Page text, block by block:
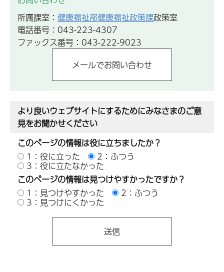
所属課室： 健康福祉部健康福祉政策課政策室
電話番号：043-223-4307
ファックス番号：043-222-9023
より良いウェブサイトにするためにみなさまのご意
見をお聞かせください
このページの情報は役に立ちましたか？
1：役に立った
2：ふつう
3：役に立たなかった
このページの情報は見つけやすかったですか？
1：見つけやすかった
2：ふつう
3：見つけにくかった